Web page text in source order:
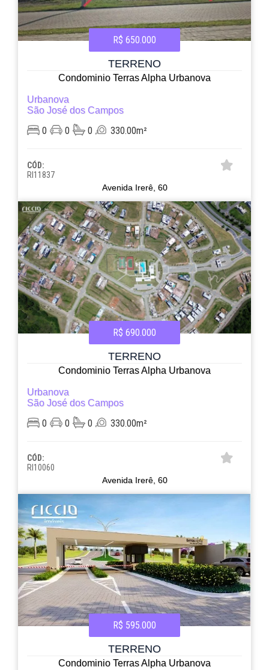
R$ 650.000
TERRENO
Condominio Terras Alpha Urbanova
Urbanova
São José dos Campos
0 0 0 330.00m²
CÓD:
RI11837
Avenida Irerê, 60
R$ 690.000
TERRENO
Condominio Terras Alpha Urbanova
Urbanova
São José dos Campos
0 0 0 330.00m²
CÓD:
RI10060
Avenida Irerê, 60
R$ 595.000
TERRENO
Condominio Terras Alpha Urbanova